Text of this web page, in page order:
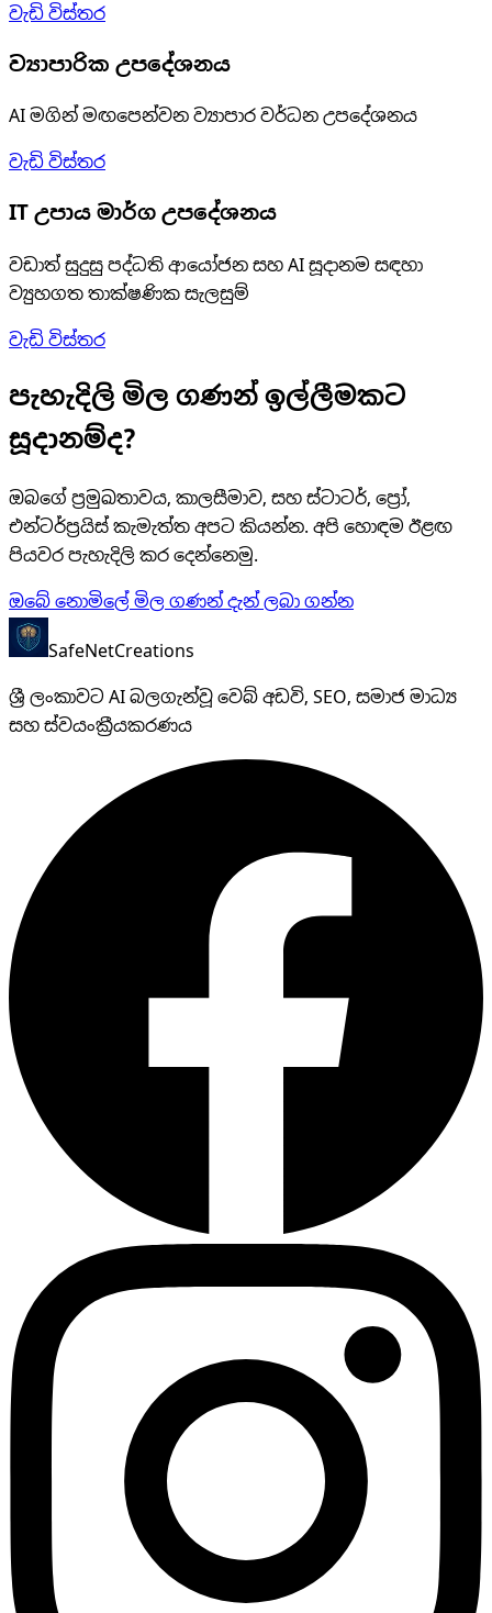
වැඩි විස්තර
ව්‍යාපාරික උපදේශනය
AI මගින් මඟපෙන්වන ව්‍යාපාර වර්ධන උපදේශනය
වැඩි විස්තර
IT උපාය මාර්ග උපදේශනය
වඩාත් සුදුසු පද්ධති ආයෝජන සහ AI සූදානම සඳහා
ව්‍යුහගත තාක්ෂණික සැලසුම්
වැඩි විස්තර
පැහැදිලි මිල ගණන් ඉල්ලීමකට
සූදානම්ද?
ඔබගේ ප්‍රමුඛතාවය, කාලසීමාව, සහ ස්ටාටර්, ප්‍රෝ,
එන්ටර්ප්‍රයිස් කැමැත්ත අපට කියන්න. අපි හොඳම ඊළඟ
පියවර පැහැදිලි කර දෙන්නෙමු.
ඔබේ නොමිලේ මිල ගණන් දැන් ලබා ගන්න
SafeNetCreations
ශ්‍රී ලංකාවට AI බලගැන්වූ වෙබ් අඩවි, SEO, සමාජ මාධ්‍ය
සහ ස්වයංක්‍රීයකරණය